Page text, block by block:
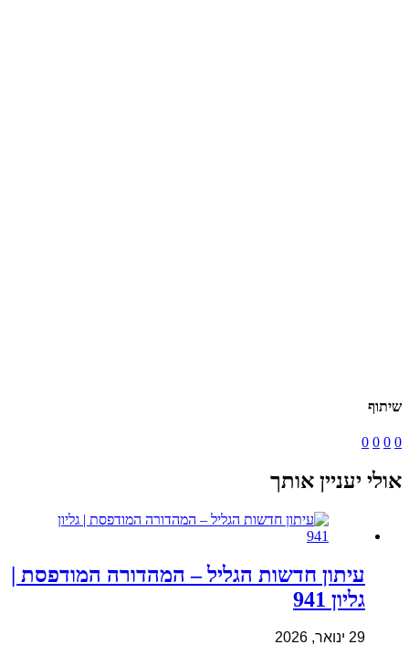
שיתוף
0
0
0
0
אולי יעניין אותך
עיתון חדשות הגליל – המהדורה המודפסת |
גליון 941
29 ינואר, 2026